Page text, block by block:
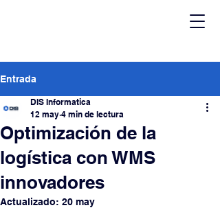
Entrada
Optimización de la
logística con WMS
innovadores
DIS Informatica
12 may 4 min de lectura
Actualizado: 20 may